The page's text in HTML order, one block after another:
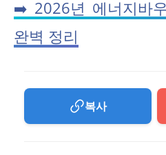
➡️ 2026년 에너지바
완벽 정리
복사